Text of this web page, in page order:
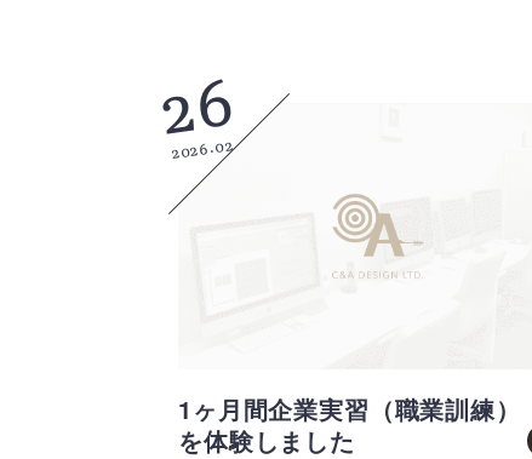
26
2026.02
1ヶ月間企業実習（職業訓練）
を体験しました